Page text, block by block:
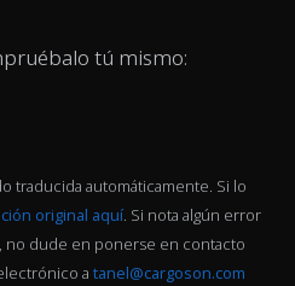
tú mismo:
traducida automáticamente. Si lo
original aquí. Si nota algún error
no dude en ponerse en contacto
a tanel@cargoson.com